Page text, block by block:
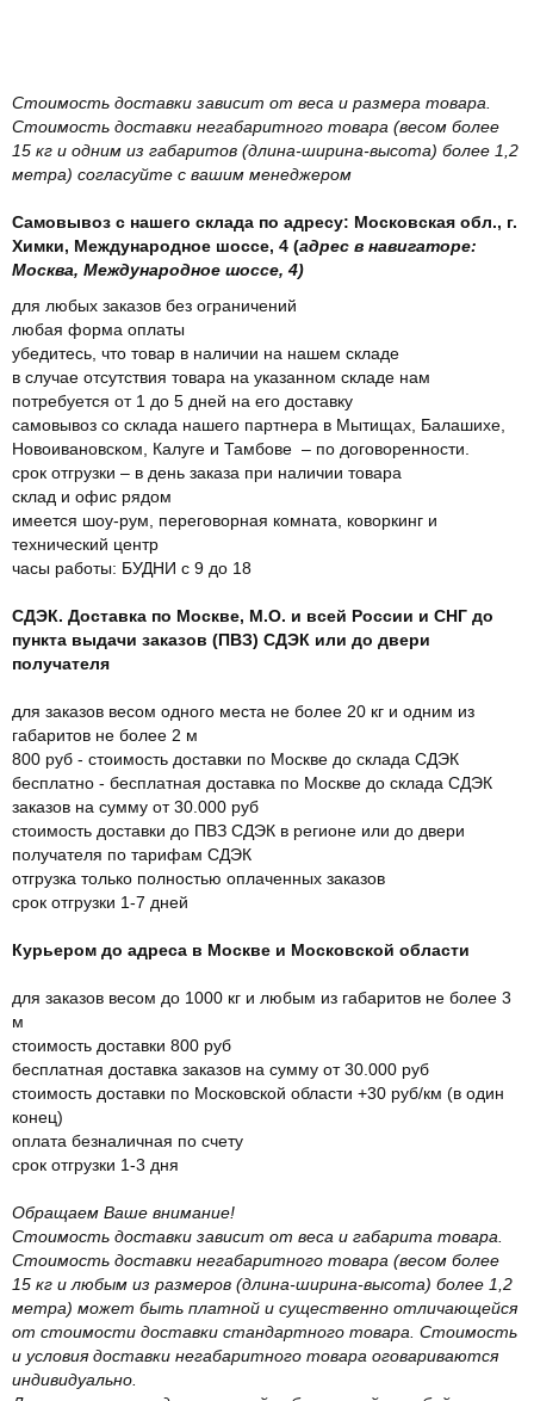
Стоимость доставки зависит от веса и размера товара.
Стоимость доставки негабаритного товара (весом более
15 кг и одним из габаритов (длина-ширина-высота) более 1,2
метра) согласуйте с вашим менеджером
Самовывоз с нашего склада по адресу: Московская обл., г.
Химки, Международное шоссе, 4 (адрес в навигаторе:
Москва, Международное шоссе, 4)
для любых заказов без ограничений
любая форма оплаты
убедитесь, что товар в наличии на нашем складе
в случае отсутствия товара на указанном складе нам
потребуется от 1 до 5 дней на его доставку
самовывоз со склада нашего партнера в Мытищах, Балашихе,
Новоивановском, Калуге и Тамбове – по договоренности.
срок отгрузки – в день заказа при наличии товара
склад и офис рядом
имеется шоу-рум, переговорная комната, коворкинг и
технический центр
часы работы: БУДНИ с 9 до 18
СДЭК. Доставка по Москве, М.О. и всей России и СНГ до
пункта выдачи заказов (ПВЗ) СДЭК или до двери
получателя
для заказов весом одного места не более 20 кг и одним из
габаритов не более 2 м
800 руб - стоимость доставки по Москве до склада СДЭК
бесплатно - бесплатная доставка по Москве до склада СДЭК
заказов на сумму от 30.000 руб
стоимость доставки до ПВЗ СДЭК в регионе или до двери
получателя по тарифам СДЭК
отгрузка только полностью оплаченных заказов
срок отгрузки 1-7 дней
Курьером до адреса в Москве и Московской области
для заказов весом до 1000 кг и любым из габаритов не более 3
м
стоимость доставки 800 руб
бесплатная доставка заказов на сумму от 30.000 руб
стоимость доставки по Московской области +30 руб/км (в один
конец)
оплата безналичная по счету
срок отгрузки 1-3 дня
Обращаем Ваше внимание!
Стоимость доставки зависит от веса и габарита товара.
Стоимость доставки негабаритного товара (весом более
15 кг и любым из размеров (длина-ширина-высота) более 1,2
метра) может быть платной и существенно отличающейся
от стоимости доставки стандартного товара. Стоимость
и условия доставки негабаритного товара оговариваются
индивидуально.